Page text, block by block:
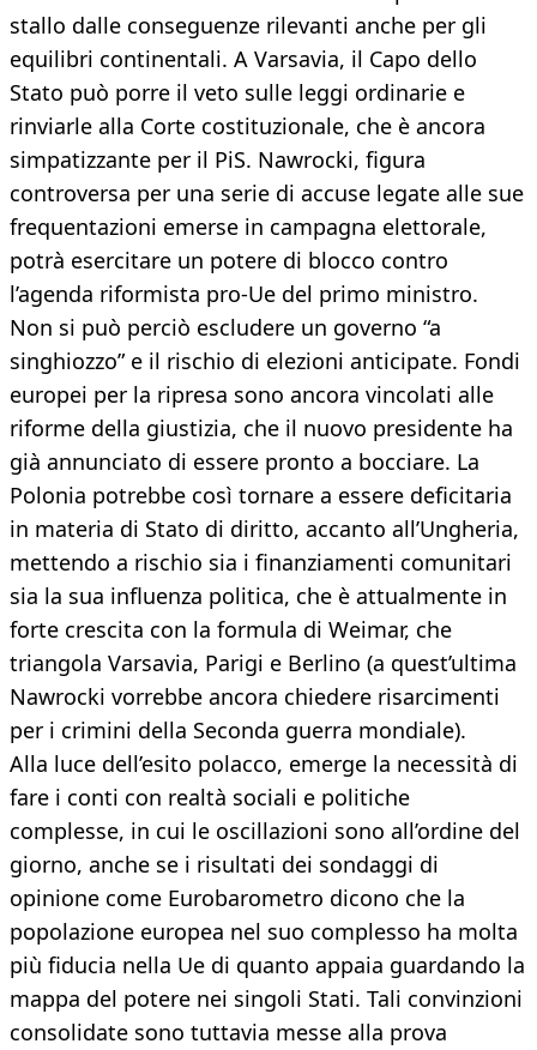
stallo dalle conseguenze rilevanti anche per gli
equilibri continentali. A Varsavia, il Capo dello
Stato può porre il veto sulle leggi ordinarie e
rinviarle alla Corte costituzionale, che è ancora
simpatizzante per il PiS. Nawrocki, figura
controversa per una serie di accuse legate alle sue
frequentazioni emerse in campagna elettorale,
potrà esercitare un potere di blocco contro
l’agenda riformista pro-Ue del primo ministro.
Non si può perciò escludere un governo “a
singhiozzo” e il rischio di elezioni anticipate. Fondi
europei per la ripresa sono ancora vincolati alle
riforme della giustizia, che il nuovo presidente ha
già annunciato di essere pronto a bocciare. La
Polonia potrebbe così tornare a essere deficitaria
in materia di Stato di diritto, accanto all’Ungheria,
mettendo a rischio sia i finanziamenti comunitari
sia la sua influenza politica, che è attualmente in
forte crescita con la formula di Weimar, che
triangola Varsavia, Parigi e Berlino (a quest’ultima
Nawrocki vorrebbe ancora chiedere risarcimenti
per i crimini della Seconda guerra mondiale).
Alla luce dell’esito polacco, emerge la necessità di
fare i conti con realtà sociali e politiche
complesse, in cui le oscillazioni sono all’ordine del
giorno, anche se i risultati dei sondaggi di
opinione come Eurobarometro dicono che la
popolazione europea nel suo complesso ha molta
più fiducia nella Ue di quanto appaia guardando la
mappa del potere nei singoli Stati. Tali convinzioni
consolidate sono tuttavia messe alla prova